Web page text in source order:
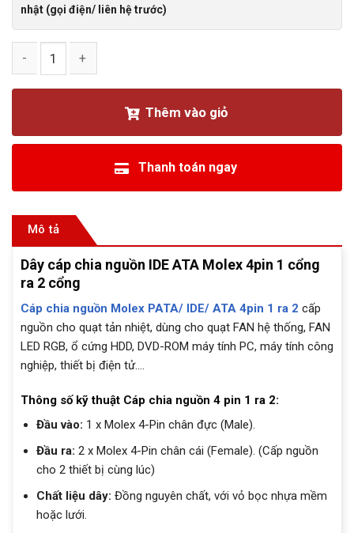
nhật (gọi điện/ liên hệ trước)
Thêm vào giỏ
Thanh toán ngay
Mô tả
Dây cáp chia nguồn IDE ATA Molex 4pin 1 cổng
ra 2 cổng
Cáp chia nguồn Molex PATA/ IDE/ ATA 4pin 1 ra 2 cấp
nguồn cho quạt tản nhiệt, dùng cho quạt FAN hệ thống, FAN
LED RGB, ổ cứng HDD, DVD-ROM máy tính PC, máy tính công
nghiệp, thiết bị điện tử….
Thông số kỹ thuật Cáp chia nguồn 4 pin 1 ra 2:
Đầu vào: 1 x Molex 4-Pin chân đực (Male).
Đầu ra: 2 x Molex 4-Pin chân cái (Female). (Cấp nguồn
cho 2 thiết bị cùng lúc)
Chất liệu dây: Đồng nguyên chất, với vỏ bọc nhựa mềm
hoặc lưới.